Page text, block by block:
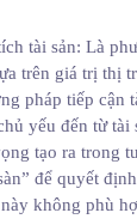
tài sản: Là
trên giá trị thị
pháp tiếp cận
yếu đến từ tài
tạo ra trong
để quyết
không phù